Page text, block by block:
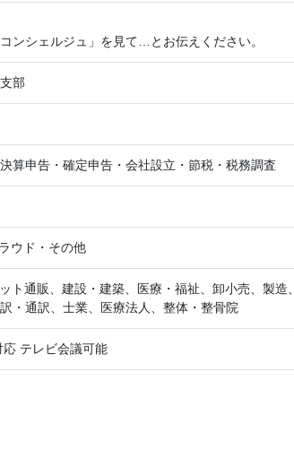
ンシェルジュ」を見て…とお伝えください。
部
算申告・確定申告・会社設立・節税・税務調査
ウド・その他
ト通販、建設・建築、医療・福祉、卸小売、製造、
・通訳、士業、医療法人、整体・整骨院
テレビ会議可能